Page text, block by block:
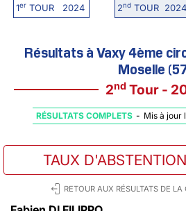
1erTOUR 2024 2ndTOUR 2024
Résultats à Vaxy 4ème
Moselle
2nd Tour -
RÉSULTATS COMPLETS - Mis à jour
TAUX D'ABSTENTION
RETOUR AUX RÉSULTATS DE